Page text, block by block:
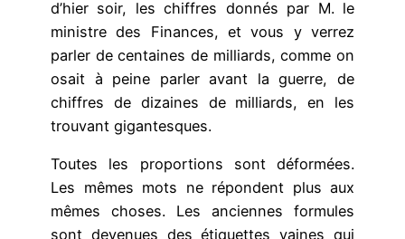
d’hier soir, les chiffres donnés par M. le
ministre des Finances, et vous y verrez
parler de centaines de milliards, comme on
osait à peine parler avant la guerre, de
chiffres de dizaines de milliards, en les
trouvant gigantesques.
Toutes les proportions sont déformées.
Les mêmes mots ne répondent plus aux
mêmes choses. Les anciennes formules
sont devenues des étiquettes vaines qui